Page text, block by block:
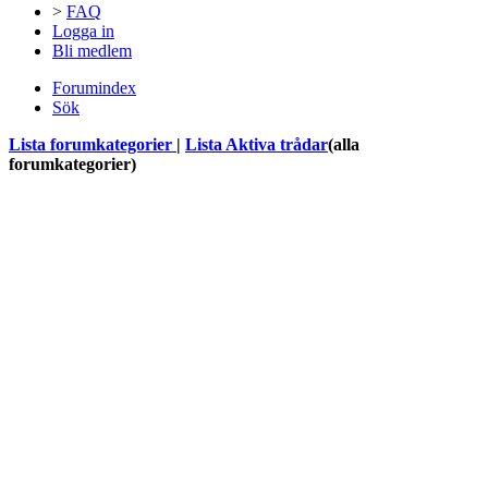
> FAQ
Logga in
Bli medlem
Forumindex
Sök
Lista forumkategorier
Lista Aktiva trådar(alla
forumkategorier)